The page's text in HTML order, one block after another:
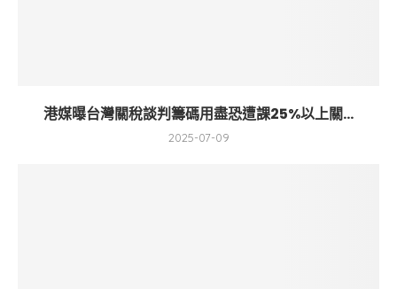
港媒曝台灣關稅談判籌碼用盡恐遭課25%以上關...
2025-07-09